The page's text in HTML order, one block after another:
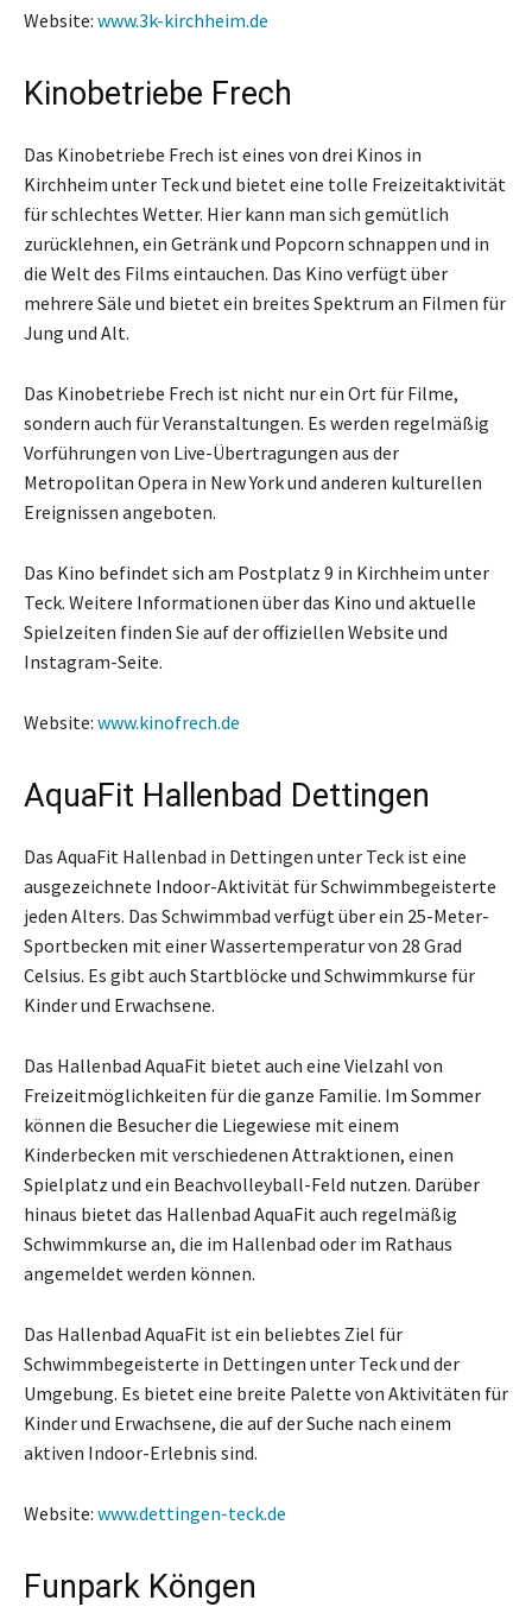
Website: www.3k-kirchheim.de
Kinobetriebe Frech
Das Kinobetriebe Frech ist eines von drei Kinos in
Kirchheim unter Teck und bietet eine tolle Freizeitaktivität
für schlechtes Wetter. Hier kann man sich gemütlich
zurücklehnen, ein Getränk und Popcorn schnappen und in
die Welt des Films eintauchen. Das Kino verfügt über
mehrere Säle und bietet ein breites Spektrum an Filmen für
Jung und Alt.
Das Kinobetriebe Frech ist nicht nur ein Ort für Filme,
sondern auch für Veranstaltungen. Es werden regelmäßig
Vorführungen von Live-Übertragungen aus der
Metropolitan Opera in New York und anderen kulturellen
Ereignissen angeboten.
Das Kino befindet sich am Postplatz 9 in Kirchheim unter
Teck. Weitere Informationen über das Kino und aktuelle
Spielzeiten finden Sie auf der offiziellen Website und
Instagram-Seite.
Website: www.kinofrech.de
AquaFit Hallenbad Dettingen
Das AquaFit Hallenbad in Dettingen unter Teck ist eine
ausgezeichnete Indoor-Aktivität für Schwimmbegeisterte
jeden Alters. Das Schwimmbad verfügt über ein 25-Meter-
Sportbecken mit einer Wassertemperatur von 28 Grad
Celsius. Es gibt auch Startblöcke und Schwimmkurse für
Kinder und Erwachsene.
Das Hallenbad AquaFit bietet auch eine Vielzahl von
Freizeitmöglichkeiten für die ganze Familie. Im Sommer
können die Besucher die Liegewiese mit einem
Kinderbecken mit verschiedenen Attraktionen, einen
Spielplatz und ein Beachvolleyball-Feld nutzen. Darüber
hinaus bietet das Hallenbad AquaFit auch regelmäßig
Schwimmkurse an, die im Hallenbad oder im Rathaus
angemeldet werden können.
Das Hallenbad AquaFit ist ein beliebtes Ziel für
Schwimmbegeisterte in Dettingen unter Teck und der
Umgebung. Es bietet eine breite Palette von Aktivitäten für
Kinder und Erwachsene, die auf der Suche nach einem
aktiven Indoor-Erlebnis sind.
Website: www.dettingen-teck.de
Funpark Köngen